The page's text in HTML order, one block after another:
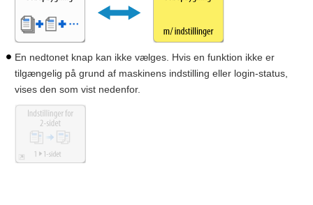
En nedtonet knap kan ikke vælges. Hvis en funktion ikke er
tilgængelig på grund af maskinens indstilling eller login-status,
vises den som vist nedenfor.